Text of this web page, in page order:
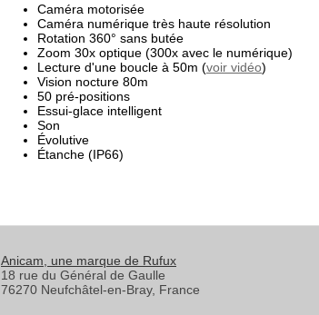
Caméra motorisée
Caméra numérique très haute résolution
Rotation 360° sans butée
Zoom 30x optique (300x avec le numérique)
Lecture d'une boucle à 50m (voir vidéo)
Vision nocture 80m
50 pré-positions
Essui-glace intelligent
Son
Évolutive
Étanche (IP66)
Anicam , une marque de Rufux
18 rue du Général de Gaulle
76270 Neufchâtel-en-Bray, France